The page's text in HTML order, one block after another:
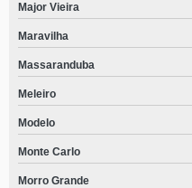
Major Vieira
Maravilha
Massaranduba
Meleiro
Modelo
Monte Carlo
Morro Grande